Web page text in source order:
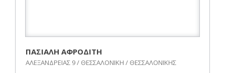
ΠΑΣΙΑΛΗ ΑΦΡΟΔΙΤΗ
ΑΛΕΞΑΝΔΡΕΙΑΣ 9 / ΘΕΣΣΑΛΟΝΙΚΗ / ΘΕΣΣΑΛΟΝΙΚΗΣ